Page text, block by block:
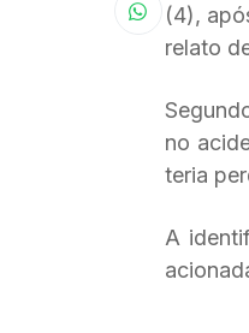
(4),
relato
no
teria
A